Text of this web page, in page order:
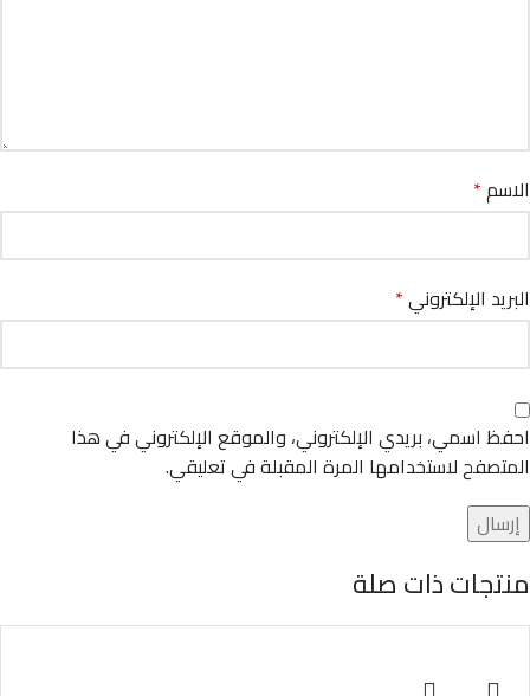
الاسم*
البريد الإلكتروني*
احفظ اسمي، بريدي الإلكتروني، والموقع الإلكتروني في هذا
المتصفح لاستخدامها المرة المقبلة في تعليقي.
منتجات ذات صلة